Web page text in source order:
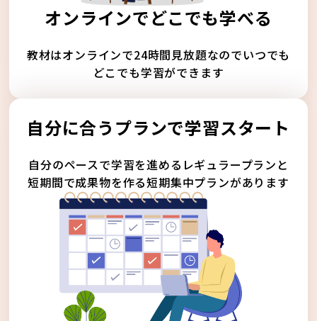
オンラインでどこでも学べる
教材はオンラインで24時間見放題なのでいつでも
どこでも学習ができます
自分に合うプランで学習スタート
自分のペースで学習を進めるレギュラープランと
短期間で成果物を作る短期集中プランがあります